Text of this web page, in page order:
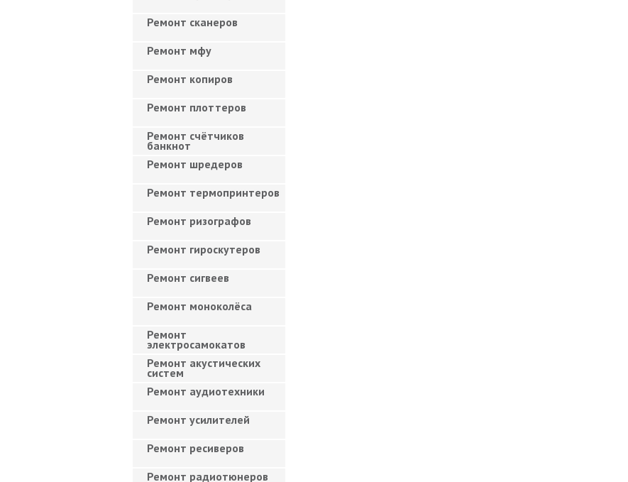
Ремонт сканеров
Ремонт мфу
Ремонт копиров
Ремонт плоттеров
Ремонт счётчиков
банкнот
Ремонт шредеров
Ремонт термопринтеров
Ремонт ризографов
Ремонт гироскутеров
Ремонт сигвеев
Ремонт моноколёса
Ремонт
электросамокатов
Ремонт акустических
систем
Ремонт аудиотехники
Ремонт усилителей
Ремонт ресиверов
Ремонт радиотюнеров